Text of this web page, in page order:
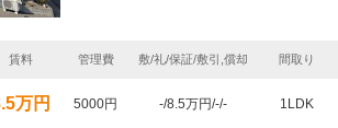
賃料 管理費 敷/礼/保証/敷引,償却 間取り
万円 5000円 -/8.5万円/-/- 1LDK